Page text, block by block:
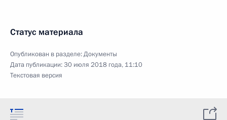
Статус материала
Опубликован в разделе:Документы
Дата публикации:30 июля 2018 года, 11:10
Текстовая версия